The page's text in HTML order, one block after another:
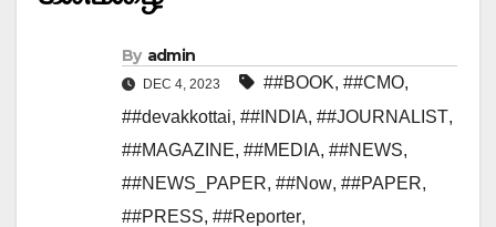
By admin
DEC 4, 2023 ##BOOK, ##CMO,
##devakkottai, ##INDIA, ##JOURNALIST,
##MAGAZINE, ##MEDIA, ##NEWS,
##NEWS_PAPER, ##Now, ##PAPER,
##PRESS, ##Reporter,